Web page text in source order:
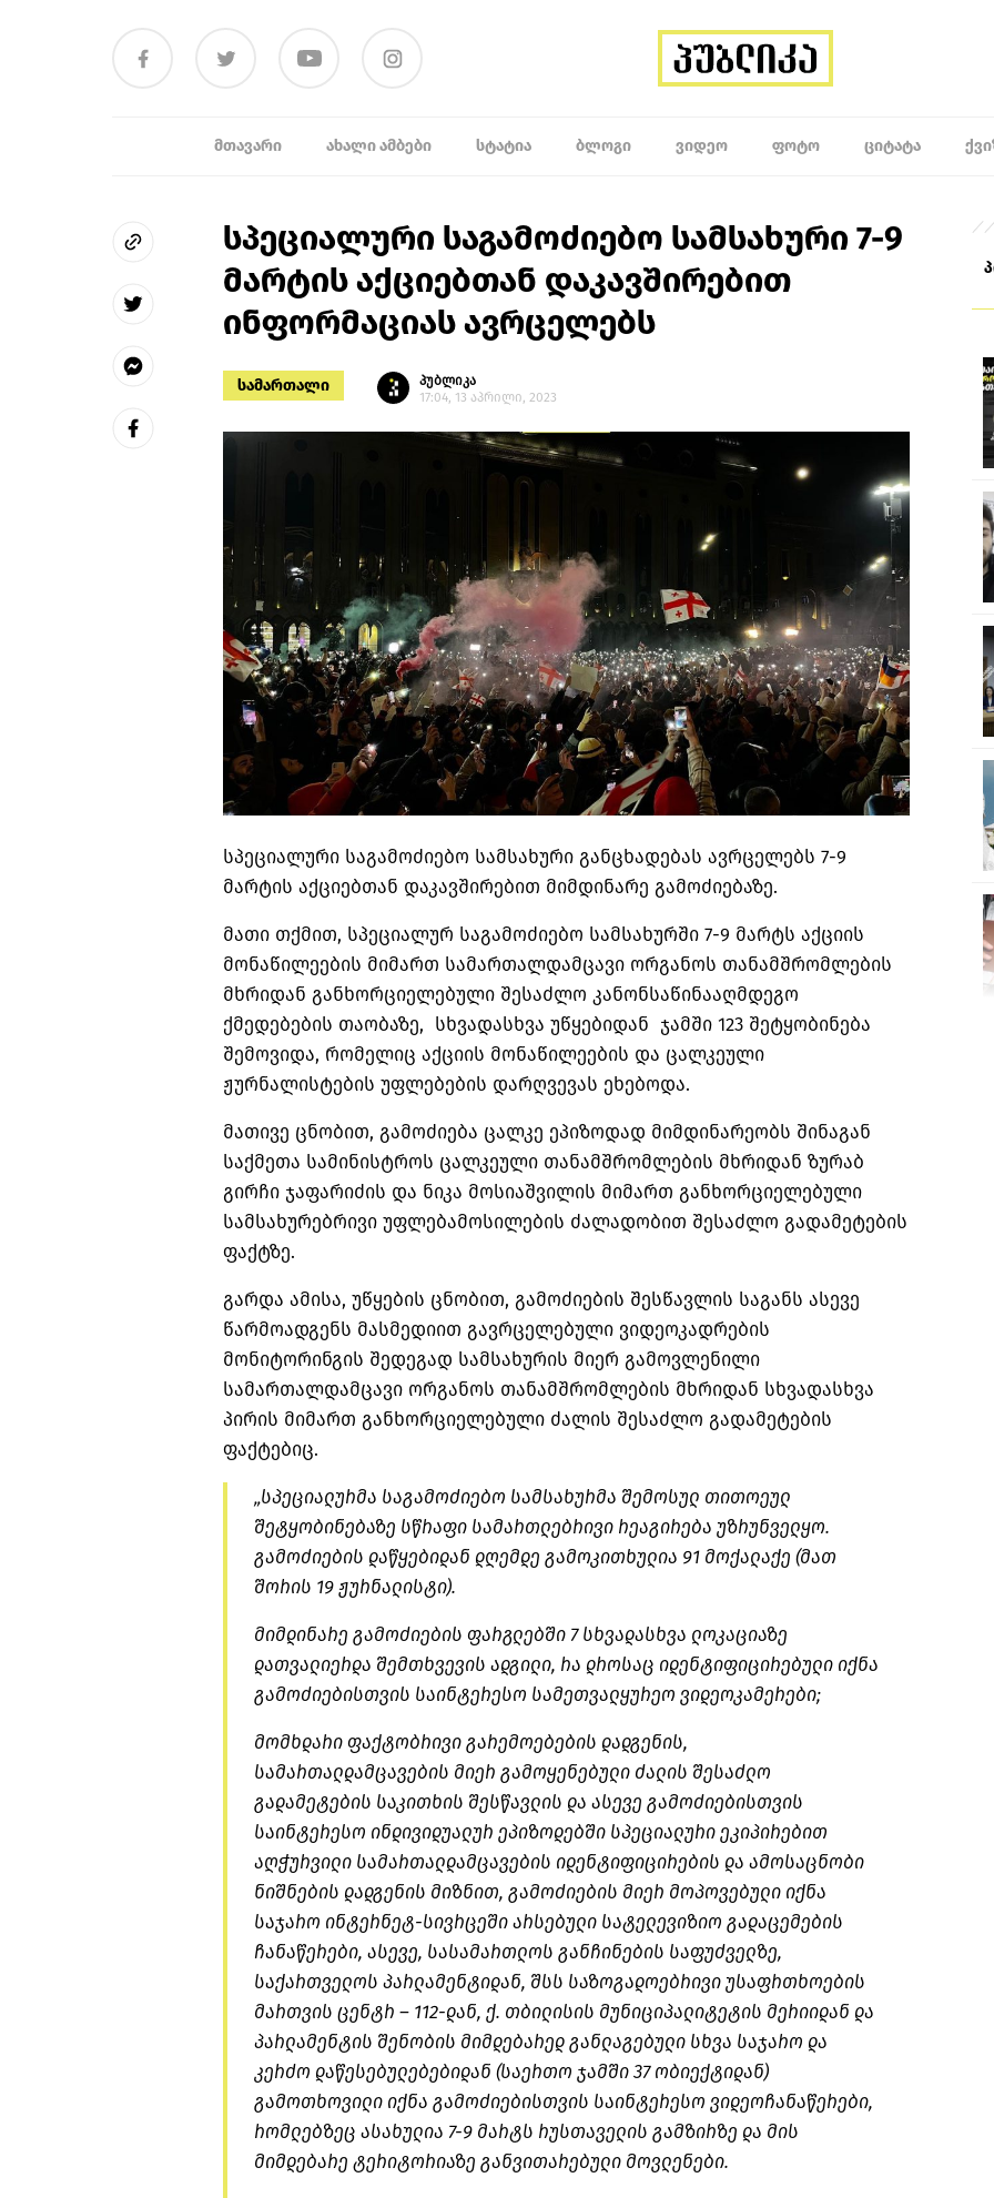
ᲛᲗᲐᲕᲐᲠᲘ ᲐᲮᲐᲚᲘ ᲐᲛᲑᲔᲑᲘ ᲡᲢᲐᲢᲘᲐ ᲑᲚᲝᲒᲘ ᲕᲘᲓᲔᲝ ᲤᲝᲢᲝ ᲪᲘᲢᲐᲢᲐ
სპეციალური საგამოძიებო სამსახური 7-9
მარტის აქციებთან დაკავშირებით
ინფორმაციას ავრცელებს
სამართალი
პუბლიკა
17:04, 13 აპრილი, 2023
სპეციალური საგამოძიებო სამსახური განცხადებას ავრცელებს 7-9
მარტის აქციებთან დაკავშირებით მიმდინარე გამოძიებაზე.
მათი თქმით, სპეციალურ საგამოძიებო სამსახურში 7-9 მარტს აქციის
მონაწილეების მიმართ სამართალდამცავი ორგანოს თანამშრომლების
მხრიდან განხორციელებული შესაძლო კანონსაწინააღმდეგო
ქმედებების თაობაზე, სხვადასხვა უწყებიდან ჯამში 123 შეტყობინება
შემოვიდა, რომელიც აქციის მონაწილეების და ცალკეული
ჟურნალისტების უფლებების დარღვევას ეხებოდა.
მათივე ცნობით, გამოძიება ცალკე ეპიზოდად მიმდინარეობს შინაგან
საქმეთა სამინისტროს ცალკეული თანამშრომლების მხრიდან ზურაბ
გირჩი ჯაფარიძის და ნიკა მოსიაშვილის მიმართ განხორციელებული
სამსახურებრივი უფლებამოსილების ძალადობით შესაძლო გადამეტების
ფაქტზე.
გარდა ამისა, უწყების ცნობით, გამოძიების შესწავლის საგანს ასევე
წარმოადგენს მასმედიით გავრცელებული ვიდეოკადრების
მონიტორინგის შედეგად სამსახურის მიერ გამოვლენილი
სამართალდამცავი ორგანოს თანამშრომლების მხრიდან სხვადასხვა
პირის მიმართ განხორციელებული ძალის შესაძლო გადამეტების
ფაქტებიც.
„სპეციალურმა საგამოძიებო სამსახურმა შემოსულ თითოეულ
შეტყობინებაზე სწრაფი სამართლებრივი რეაგირება უზრუნველყო.
გამოძიების დაწყებიდან დღემდე გამოკითხულია 91 მოქალაქე (მათ
შორის 19 ჟურნალისტი).
მიმდინარე გამოძიების ფარგლებში 7 სხვადასხვა ლოკაციაზე
დათვალიერდა შემთხვევის ადგილი, რა დროსაც იდენტიფიცირებული იქნა
გამოძიებისთვის საინტერესო სამეთვალყურეო ვიდეოკამერები;
მომხდარი ფაქტობრივი გარემოებების დადგენის,
სამართალდამცავების მიერ გამოყენებული ძალის შესაძლო
გადამეტების საკითხის შესწავლის და ასევე გამოძიებისთვის
საინტერესო ინდივიდუალურ ეპიზოდებში სპეციალური ეკიპირებით
აღჭურვილი სამართალდამცავების იდენტიფიცირების და ამოსაცნობი
ნიშნების დადგენის მიზნით, გამოძიების მიერ მოპოვებული იქნა
საჯარო ინტერნეტ-სივრცეში არსებული სატელევიზიო გადაცემების
ჩანაწერები, ასევე, სასამართლოს განჩინების საფუძველზე,
საქართველოს პარლამენტიდან, შსს საზოგადოებრივი უსაფრთხოების
მართვის ცენტრ – 112-დან, ქ. თბილისის მუნიციპალიტეტის მერიიდან და
პარლამენტის შენობის მიმდებარედ განლაგებული სხვა საჯარო და
კერძო დაწესებულებებიდან (საერთო ჯამში 37 ობიექტიდან)
გამოთხოვილი იქნა გამოძიებისთვის საინტერესო ვიდეოჩანაწერები,
რომლებზეც ასახულია 7-9 მარტს რუსთაველის გამზირზე და მის
მიმდებარე ტერიტორიაზე განვითარებული მოვლენები.